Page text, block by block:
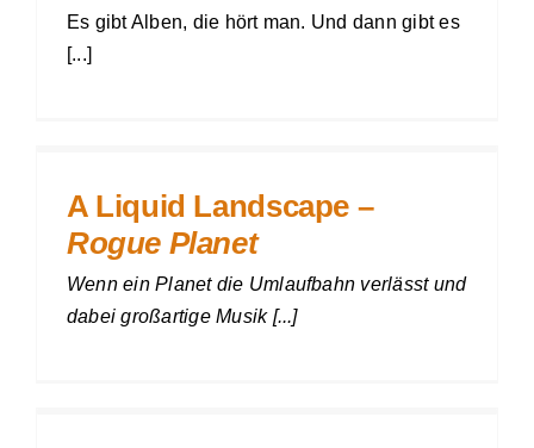
Es gibt Alben, die hört man. Und dann gibt es
[...]
A Liquid Landscape –
Rogue Planet
Wenn ein Planet die Umlaufbahn verlässt und
dabei großartige Musik [...]